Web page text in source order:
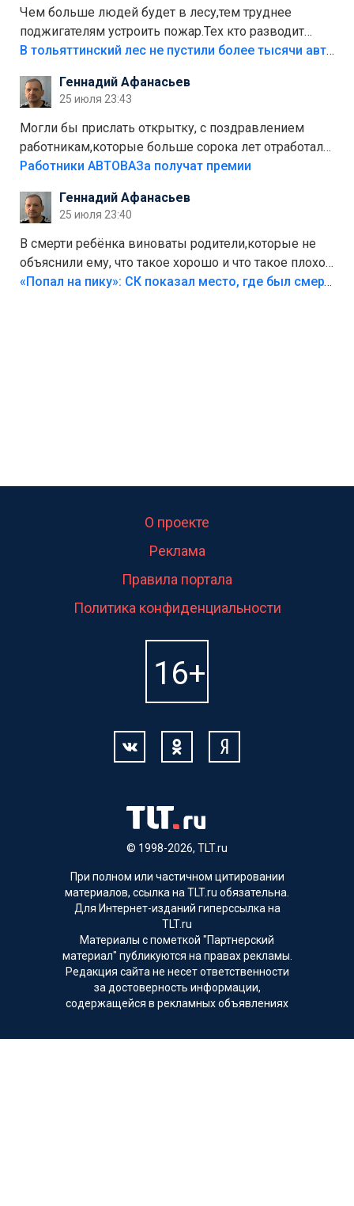
Чем больше людей будет в лесу,тем труднее
поджигателям устроить пожар.Тех кто разводит
костры,тех надо безбожно штрафовать.Камер полно
Штрафы мизерные.
В тольяттинский лес не пустили более тысячи автомобилей
Геннадий Афанасьев
25 июля 23:43
Могли бы прислать открытку, с поздравлением
работникам,которые больше сорока лет отработали
на предприятии.
Работники АВТОВАЗа получат премии
Геннадий Афанасьев
25 июля 23:40
В смерти ребёнка виноваты родители,которые не
объяснили ему, что такое хорошо и что такое плохо!
Лезть через такой забор,верх безумия,есть же
«Попал на пику»: СК показал место, где был смертельно травмирован ребенок в Тольятти
© 1998-2026, TLT.ru
О проекте
Реклама
Правила портала
Политика конфиденциальности
При полном или частичном цитировании
материалов, ссылка на TLT.ru обязательна.
Для Интернет-изданий гиперссылка на
TLT.ru
Материалы с пометкой "Партнерский
материал" публикуются на правах рекламы.
Редакция сайта не несет ответственности
за достоверность информации,
содержащейся в рекламных объявлениях